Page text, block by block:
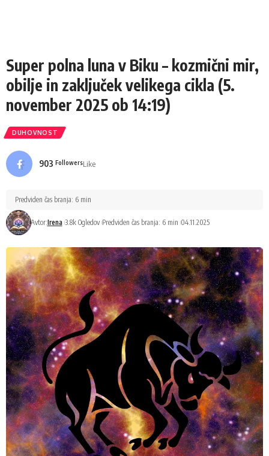
Super polna luna v Biku – kozmični mir,
obilje in zaključek velikega cikla (5.
november 2025 ob 14:19)
DUHOVNOST
903 FollowersLike
Avtor:Irena 3.8k Ogledov Predviden čas branja: 6 min 04.11.2025
Predviden čas branja: 6 min